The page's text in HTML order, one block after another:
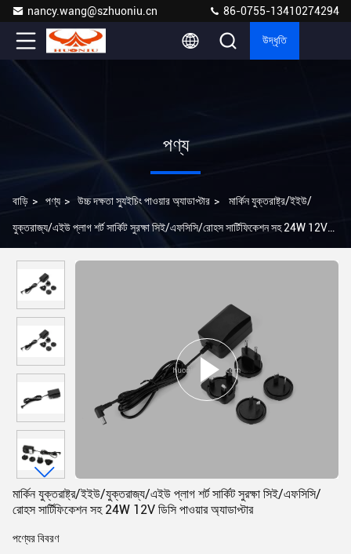
nancy.wang@szhuoniu.cn 86-0755-13410274294
উদ্ধৃতি
পণ্য
বাড়ি > পণ্য > উচ্চ দক্ষতা স্যুইচিং পাওয়ার অ্যাডাপ্টার > মার্কিন যুক্তরাষ্ট্র/ইইউ/
যুক্তরাজ্য/এইউ প্লাগ শর্ট সার্কিট সুরক্ষা সিই/এফসিসি/রোহস সার্টিফিকেশন সহ 24W 12V
মার্কিন যুক্তরাষ্ট্র/ইইউ/যুক্তরাজ্য/এইউ প্লাগ শর্ট সার্কিট সুরক্ষা সিই/এফসিসি/
রোহস সার্টিফিকেশন সহ 24W 12V ডিসি পাওয়ার অ্যাডাপ্টার
পণ্যের বিবরণ